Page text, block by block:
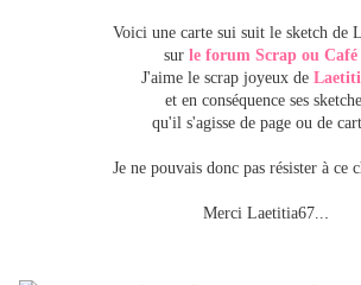
Voici une carte sui suit le sketch de
sur le forum Scrap ou Café
J'aime le scrap joyeux de
et en conséquence ses
qu'il s'agisse de page ou de
Je ne pouvais donc pas résister à ce
Merci Laetitia67..